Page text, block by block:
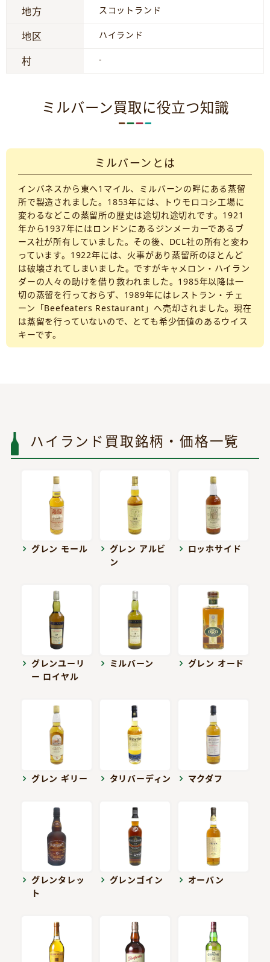
地方 スコットランド
地区 ハイランド
村 -
ミルバーン買取に役立つ知識
ミルバーンとは
インバネスから東へ1マイル、ミルバーンの畔にある蒸留
所で製造されました。1853年には、トウモロコシ工場に
変わるなどこの蒸留所の歴史は途切れ途切れです。1921
年から1937年にはロンドンにあるジンメーカーであるブ
ース社が所有していました。その後、DCL社の所有と変わ
っています。1922年には、火事があり蒸留所のほとんど
は破壊されてしまいました。ですがキャメロン・ハイラン
ダーの人々の助けを借り救われました。1985年以降は一
切の蒸留を行っておらず、1989年にはレストラン・チェ
ーン「Beefeaters Restaurant」へ売却されました。現在
は蒸留を行っていないので、とても希少価値のあるウイス
キーです。
ハイランド買取銘柄・価格一覧
グレン モール
グレン アルビ
ン
ロッホサイド
グレンユーリ
ー ロイヤル
ミルバーン グレン オード
グレン ギリー タリバーディン マクダフ
グレンタレッ
ト
グレンゴイン オーバン